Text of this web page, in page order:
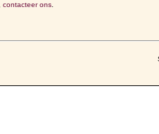
contacteer ons